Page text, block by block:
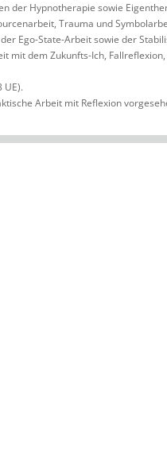
der Hypnotherapie sowie
Trauma und
Ego-State-Arbeit sowie der
dem Zukunfts-Ich,
UE).
Arbeit mit Reflexion